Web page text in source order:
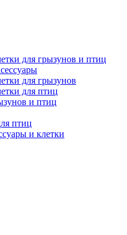
для грызунов и птиц
для грызунов
для птиц
и птиц
птиц
и клетки